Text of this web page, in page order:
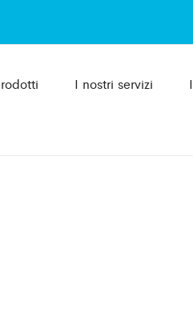
I nostri servizi